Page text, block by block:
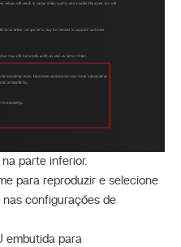
parte inferior.
para reproduzir e selecione
configurações de
embutida para